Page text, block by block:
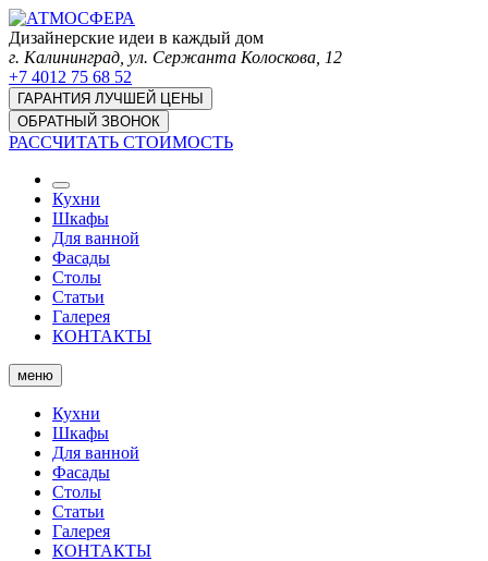
Дизайнерские идеи в каждый дом
г. Калининград, ул. Сержанта Колоскова, 12
+7 4012 75 68 52
ГАРАНТИЯ ЛУЧШЕЙ ЦЕНЫ
ОБРАТНЫЙ ЗВОНОК
РАССЧИТАТЬ СТОИМОСТЬ
Кухни
Шкафы
Для ванной
Фасады
Столы
Статьи
Галерея
КОНТАКТЫ
меню
Кухни
Шкафы
Для ванной
Фасады
Столы
Статьи
Галерея
КОНТАКТЫ